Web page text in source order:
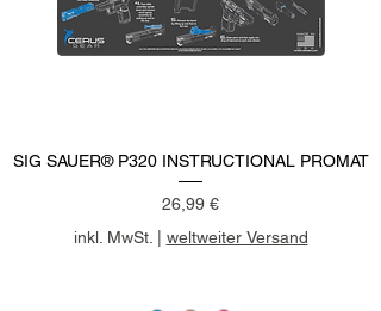
SIG SAUER® P320 INSTRUCTIONAL PROMAT
Preis
26,99 €
inkl. MwSt.| weltweiter Versand